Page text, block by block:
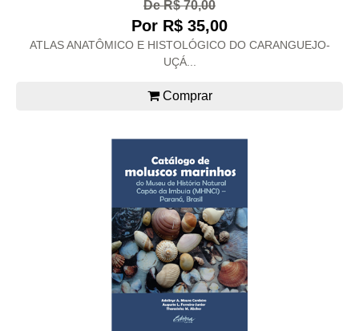
De R$ 70,00
Por R$ 35,00
ATLAS ANATÔMICO E HISTOLÓGICO DO CARANGUEJO-
UÇÁ...
Comprar